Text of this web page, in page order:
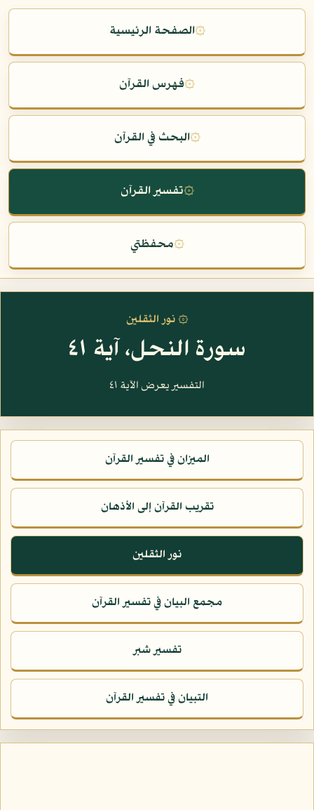
۞الصفحة الرئيسية
۞فهرس القرآن
۞البحث في القرآن
۞تفسير القرآن
۞محفظتي
۞ نور الثقلين
سورة النحل، آية ٤١
التفسير يعرض الآية ٤١
الميزان في تفسير القرآن
تقريب القرآن إلى الأذهان
نور الثقلين
مجمع البيان في تفسير القرآن
تفسير شبر
التبيان في تفسير القرآن